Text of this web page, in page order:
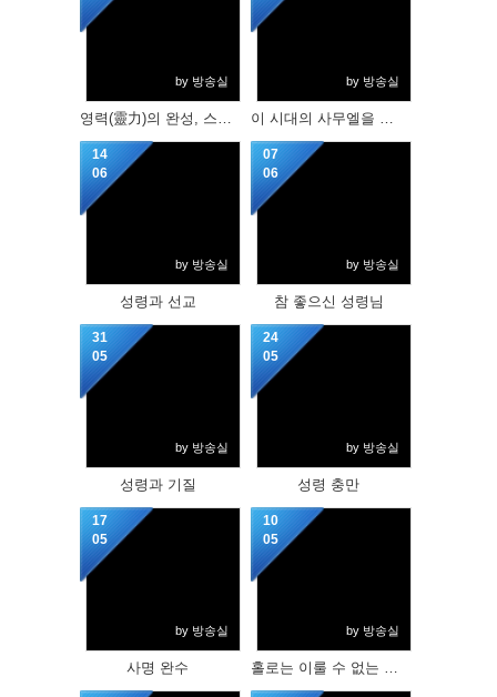
by 방송실
영력(靈力)의 완성, 스케일이 크신 하나님의 사랑을 품으라!
by 방송실
이 시대의 사무엘을 기다리며
14
06
by 방송실
성령과 선교
07
06
by 방송실
참 좋으신 성령님
31
05
by 방송실
성령과 기질
24
05
by 방송실
성령 충만
17
05
by 방송실
사명 완수
10
05
by 방송실
홀로는 이룰 수 없는 축복, 우리는 가족입니다.